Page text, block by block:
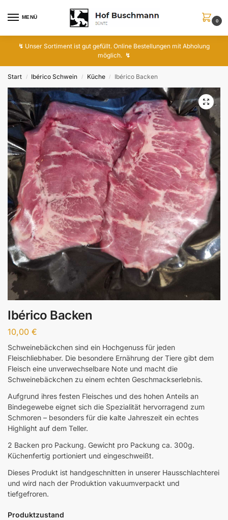
MENÜ
0
↯ Unser Sortiment ist gut gefüllt. Online Bestellungen mit Abholung
möglich. ↯
Start / Ibérico Schwein / Küche / Ibérico Backen
Ibérico Backen
10,00 €
Schweinebäckchen sind ein Hochgenuss für jeden
Fleischliebhaber. Die besondere Ernährung der Tiere gibt dem
Fleisch eine unverwechselbare Note und macht die
Schweinebäckchen zu einem echten Geschmackserlebnis.
Aufgrund ihres festen Fleisches und des hohen Anteils an
Bindegewebe eignet sich die Spezialität hervorragend zum
Schmoren – besonders für die kalte Jahreszeit ein echtes
Highlight auf dem Teller.
2 Backen pro Packung. Gewicht pro Packung ca. 300g.
Küchenfertig portioniert und eingeschweißt.
Dieses Produkt ist handgeschnitten in unserer Hausschlachterei
und wird nach der Produktion vakuumverpackt und
tiefgefroren.
Produktzustand